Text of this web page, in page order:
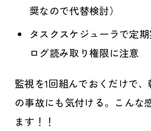
奨なので代替検討）
タスクスケジューラで定
ログ読み取り権限に注意
監視を1回組んでおくだけで
の事故にも気付ける。こんな
ます！！